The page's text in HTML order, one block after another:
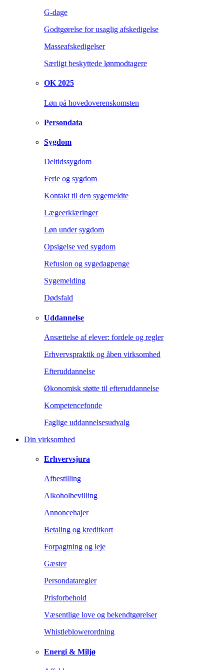
G-dage
Godtgørelse for usaglig afskedigelse
Masseafskedigelser
Særligt beskyttede lønmodtagere
OK 2025
Løn på hovedoverenskomsten
Persondata
Sygdom
Deltidssygdom
Ferie og sygdom
Kontakt til den sygemeldte
Lægeerklæringer
Løn under sygdom
Opsigelse ved sygdom
Refusion og sygedagpenge
Sygemelding
Dødsfald
Uddannelse
Ansættelse af elever: fordele og regler
Erhvervspraktik og åben virksomhed
Efteruddannelse
Økonomisk støtte til efteruddannelse
Kompetencefonde
Faglige uddannelsesudvalg
Din virksomhed
Erhvervsjura
Afbestilling
Alkoholbevilling
Annoncehajer
Betaling og kreditkort
Forpagtning og leje
Gæster
Persondataregler
Prisforbehold
Væsentlige love og bekendtgørelser
Whistleblowerordning
Energi & Miljø